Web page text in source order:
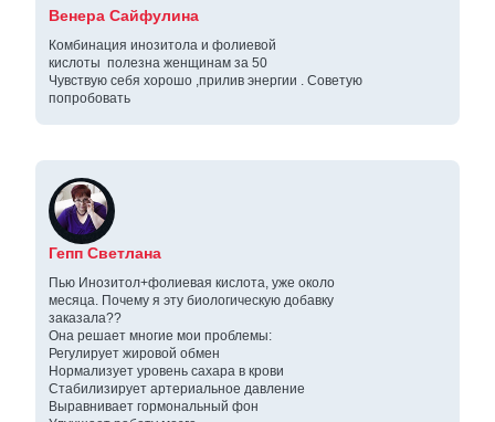
Венера Сайфулина
Комбинация инозитола и фолиевой
кислоты полезна женщинам за 50
Чувствую себя хорошо ,прилив энергии . Советую
попробовать
Гепп Светлана
Пью Инозитол+фолиевая кислота, уже около
месяца. Почему я эту биологическую добавку
заказала??
Она решает многие мои проблемы:
Регулирует жировой обмен
Нормализует уровень сахара в крови
Стабилизирует артериальное давление
Выравнивает гормональный фон